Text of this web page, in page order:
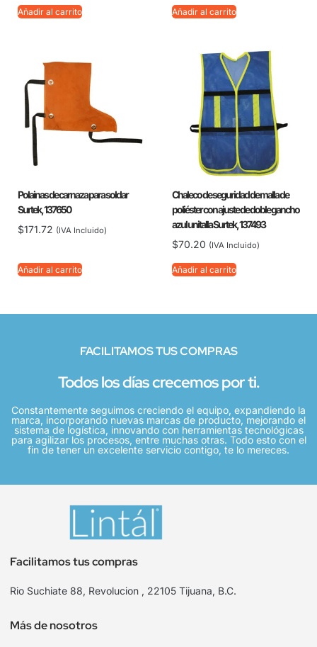
Añadir al carrito Añadir al carrito
Polainas de carnaza para soldar
Surtek, 137650
$171.72 (IVA Incluido)
Añadir al carrito
Chaleco de seguridad de malla de
poliéster con ajuste de doble gancho
azul unitalla Surtek, 137493
$70.20 (IVA Incluido)
Añadir al carrito
FACILITAMOS TUS COMPRAS
Todos los días crecemos por ti.
Constantemente seguimos creciendo el equipo, expandiendo la
marca, incorporando nuevas marcas de producto, mejorando el
sistema de logística, innovando con herramientas tecnológicas
para agilizar los procesos, entre muchas otras. Todo esto con el
fin de tener un excelente servicio contigo, te lo mereces.
Facilitamos tus compras
Rio Suchiate 88, Revolucion , 22105 Tijuana, B.C.
Más de nosotros